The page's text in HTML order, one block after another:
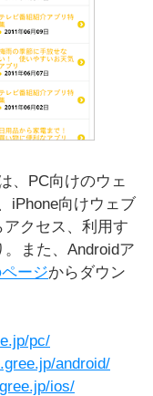
、PC向けのウェ
iPhone向けウェブ
クセス、利用す
また、Androidア
ージからダウン
pc/
android/
ios/